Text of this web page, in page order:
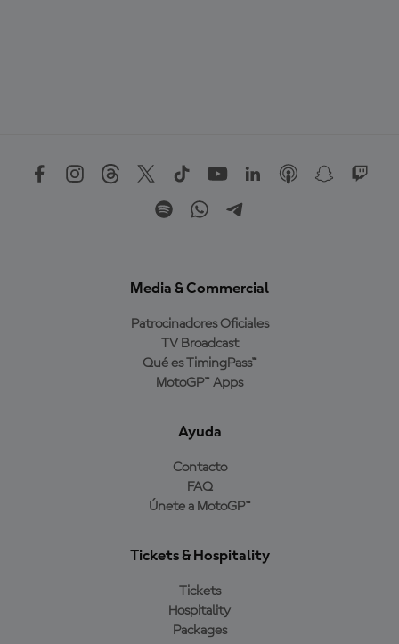
Media & Commercial
Patrocinadores Oficiales
TV Broadcast
Qué es TimingPass™
MotoGP™ Apps
Ayuda
Contacto
FAQ
Únete a MotoGP™
Tickets & Hospitality
Tickets
Hospitality
Packages